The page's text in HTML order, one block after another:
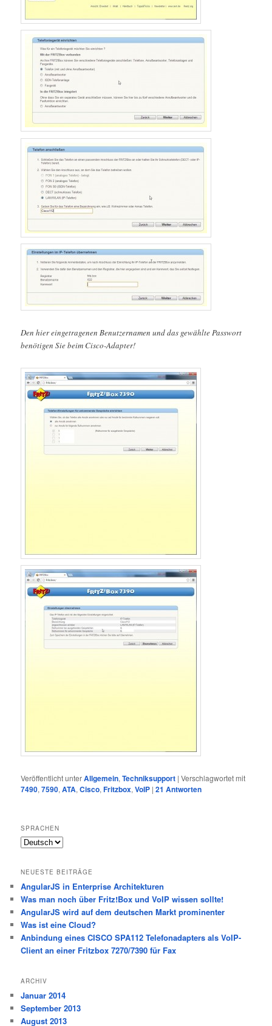
Den hier eingetragenen Benutzernamen und das gewählte Passwort
benötigen Sie beim Cisco-Adapter!
Veröffentlicht unterAllgemein,Techniksupport |Verschlagwortet mit
7490,7590,ATA,Cisco,Fritzbox,VoIP |21 Antworten
SPRACHEN
Sprachen
NEUESTE BEITRÄGE
AngularJS in Enterprise Architekturen
Was man noch über Fritz!Box und VoIP wissen sollte!
AngularJS wird auf dem deutschen Markt prominenter
Was ist eine Cloud?
Anbindung eines CISCO SPA112 Telefonadapters als VoIP-
Client an einer Fritzbox 7270/7390 für Fax
ARCHIV
Januar 2014
September 2013
August 2013